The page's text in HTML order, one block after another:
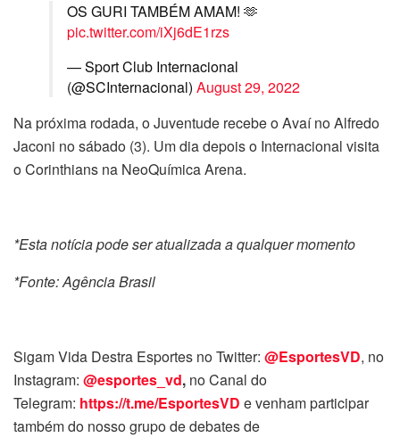
OS GURI TAMBÉM AMAM! 🫶
pic.twitter.com/iXj6dE1rzs
— Sport Club Internacional
(@SCInternacional) August 29, 2022
Na próxima rodada, o Juventude recebe o Avaí no Alfredo
Jaconi no sábado (3). Um dia depois o Internacional visita
o Corinthians na NeoQuímica Arena.
*Esta notícia pode ser atualizada a qualquer momento
*Fonte: Agência Brasil
Sigam Vida Destra Esportes no Twitter: @EsportesVD, no
Instagram: @esportes_vd, no Canal do
Telegram: https://t.me/EsportesVD e venham participar
também do nosso grupo de debates de